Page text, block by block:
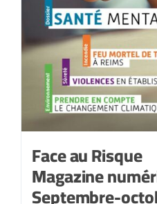
Face au Risque
Magazine
Septembre-